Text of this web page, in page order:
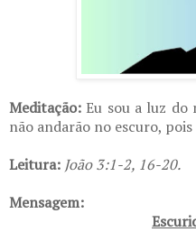
Meditação: Eu sou a luz do
não andarão no escuro,
Leitura: João 3:1-2, 16-20.
Mensagem: